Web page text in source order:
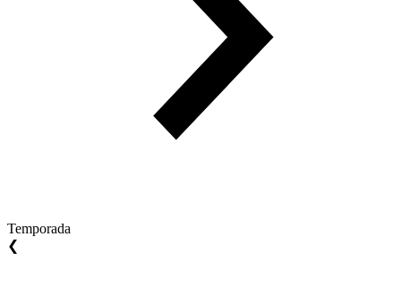
Temporada
❮